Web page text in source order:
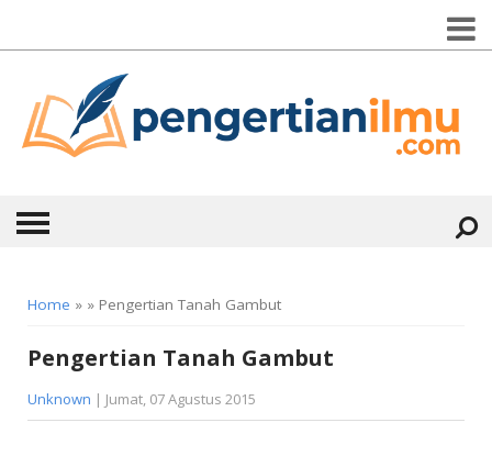
KONTAK
Home » » Pengertian Tanah Gambut
Pengertian Tanah Gambut
Unknown | Jumat, 07 Agustus 2015